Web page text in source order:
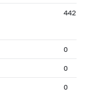
442
0
0
0